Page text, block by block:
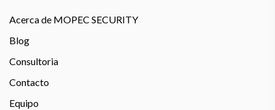
Acerca de MOPEC SECURITY
Blog
Consultoria
Contacto
Equipo